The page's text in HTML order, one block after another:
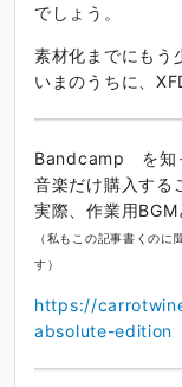
でしょう。
素材化までにもう
いまのうちに、
Bandcamp を知
音楽だけ購入する
実際、作業用BGM
（私もこの記事書くのに
す）
https://
absolute-edition